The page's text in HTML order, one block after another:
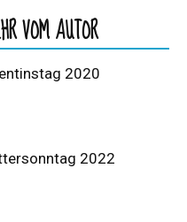
VOM AUTOR
2020
2022